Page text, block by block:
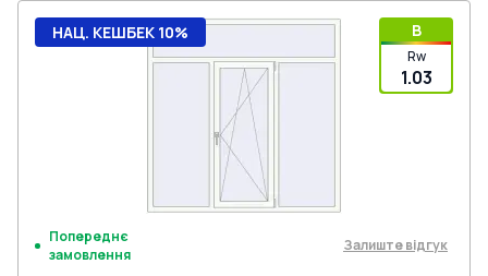
B
Rw
1.03
НАЦ. КЕШБЕК 10%
Попереднє
замовлення
Залиште відгук